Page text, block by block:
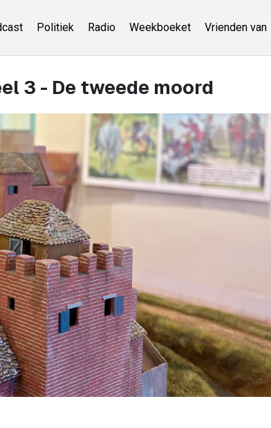
Politiek Radio Weekboeket Vrienden van
3 - De tweede moord